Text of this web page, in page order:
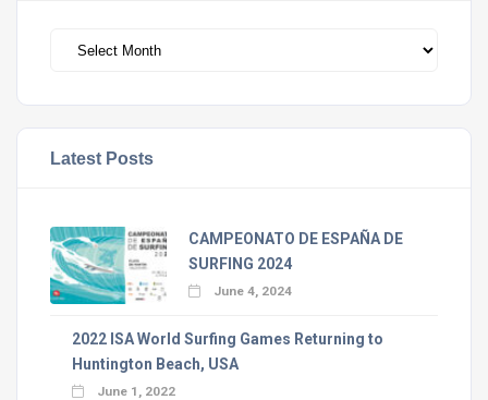
Latest Posts
CAMPEONATO DE ESPAÑA DE
SURFING 2024
June 4, 2024
2022 ISA World Surfing Games Returning to
Huntington Beach, USA
June 1, 2022